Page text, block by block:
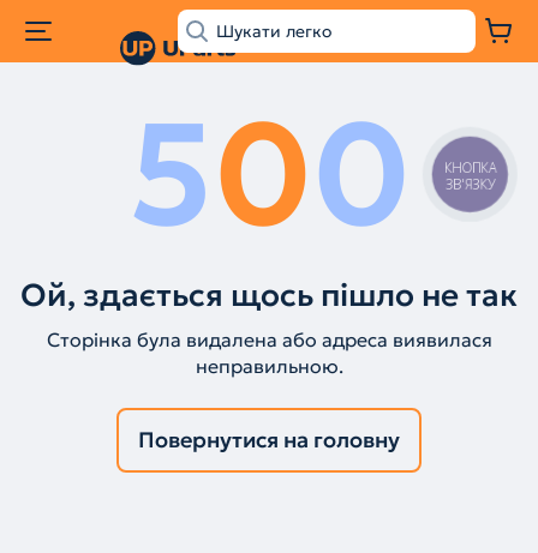
500
Ой, здається щось пішло не так
Сторінка була видалена або адреса виявилася
неправильною.
Повернутися на головну
КНОПКА
ЗВ'ЯЗКУ